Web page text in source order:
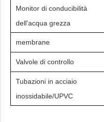
Monitor di conducibilità
dell'acqua grezza
membrane
Valvole di controllo
Tubazioni in acciaio
inossidabile/UPVC